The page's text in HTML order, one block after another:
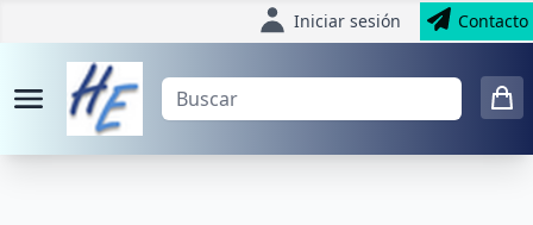
Iniciar sesión Contacto